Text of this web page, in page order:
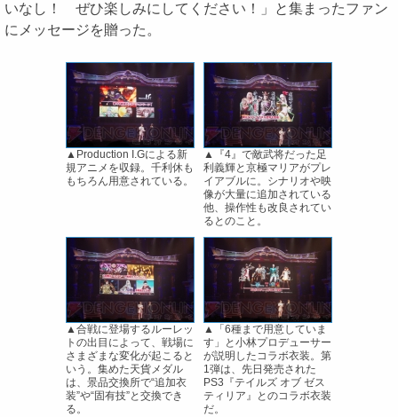
いなし！ ぜひ楽しみにしてください！」と集まったファン
にメッセージを贈った。
▲Production I.Gによる新
規アニメを収録。千利休も
もちろん用意されている。
▲『4』で敵武将だった足
利義輝と京極マリアがプレ
イアブルに。シナリオや映
像が大量に追加されている
他、操作性も改良されてい
るとのこと。
▲合戦に登場するルーレッ
トの出目によって、戦場に
さまざまな変化が起こると
いう。集めた天貨メダル
は、景品交換所で“追加衣
装”や“固有技”と交換でき
る。
▲「6種まで用意していま
す」と小林プロデューサー
が説明したコラボ衣装。第
1弾は、先日発売された
PS3『テイルズ オブ ゼス
ティリア』とのコラボ衣装
だ。